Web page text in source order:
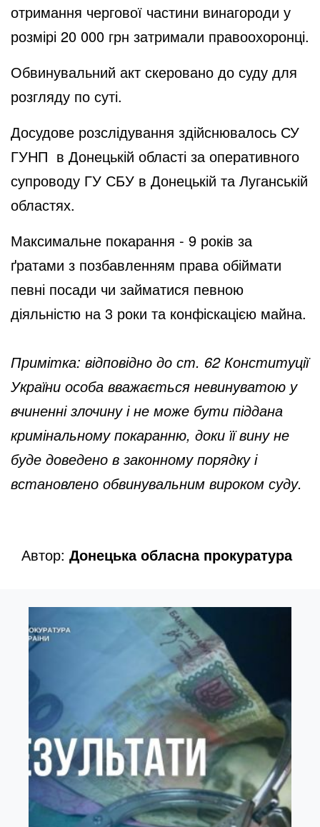
отримання чергової частини винагороди у
розмірі 20 000 грн затримали правоохоронці.
Обвинувальний акт скеровано до суду для
розгляду по суті.
Досудове розслідування здійснювалось СУ
ГУНП в Донецькій області за оперативного
супроводу ГУ СБУ в Донецькій та Луганській
областях.
Максимальне покарання - 9 років за
ґратами з позбавленням права обіймати
певні посади чи займатися певною
діяльністю на 3 роки та конфіскацією майна.
Примітка: відповідно до ст. 62 Конституції
України особа вважається невинуватою у
вчиненні злочину і не може бути піддана
кримінальному покаранню, доки її вину не
буде доведено в законному порядку і
встановлено обвинувальним вироком суду.
Автор: Донецька обласна прокуратура